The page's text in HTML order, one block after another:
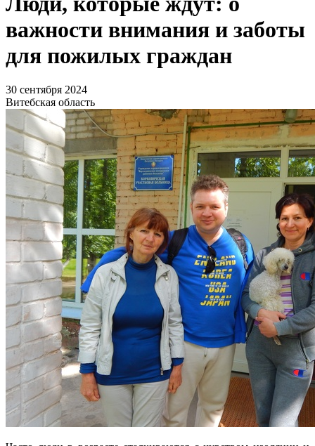
важности внимания и заботы
для пожилых граждан
30 сентября 2024
Витебская область